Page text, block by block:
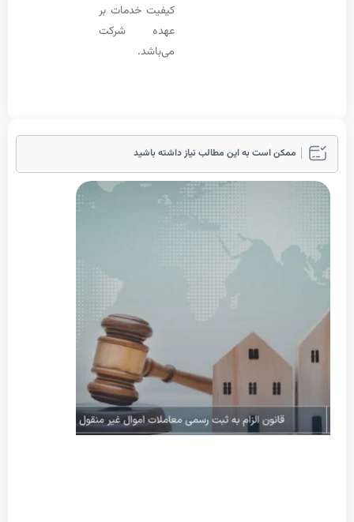
کیفیت خدمات بر
عهده شرکت
است به این مطالب نیاز داشته باشید